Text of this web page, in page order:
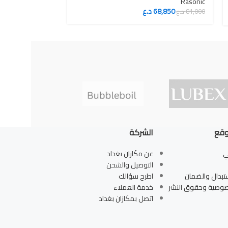
81,000د.ع68,850د.ع
والضمان
وحقوق النشر
الشركة
عن مكَازان بغداد
التوصيل والشحن
اطرح سؤالك
خدمة العملاء
اتصل بمكَازان بغداد